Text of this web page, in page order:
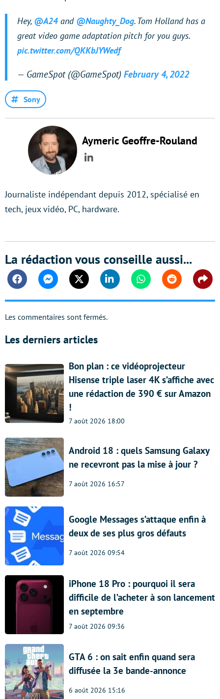
Hey, @A24 and @Naughty_Dog. Tom Holland has a
great video game adaptation pitch for you guys.
pic.twitter.com/QKKbJYWedf
— GameSpot (@GameSpot) February 4, 2022
Sony
Aymeric Geoffre-Rouland
LinkedIn
Journaliste indépendant depuis 2012, spécialisé en
tech, jeux vidéo, PC, hardware.
La rédaction vous conseille aussi...
FacebookMessengerTwitter Linkedin WhatsappReddit
Les commentaires sont fermés.
Les derniers articles
Bon plan : ce vidéoprojecteur
Hisense triple laser 4K s’affiche avec
une rédaction de 390 € sur Amazon
!
7 août 2026 18:00
Android 18 : quels Samsung Galaxy
ne recevront pas la mise à jour ?
7 août 2026 16:57
Google Messages s’attaque enfin à
deux de ses plus gros défauts
7 août 2026 09:54
iPhone 18 Pro : pourquoi il sera
difficile de l’acheter à son lancement
en septembre
7 août 2026 09:36
GTA 6 : on sait enfin quand sera
diffusée la 3e bande-annonce
6 août 2026 15:16